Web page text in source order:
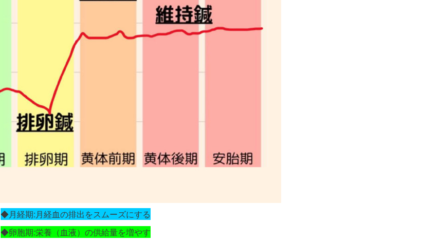
◆月経期:月経血の排出をスムーズにする
◆卵胞期:栄養（血液）の供給量を増やす